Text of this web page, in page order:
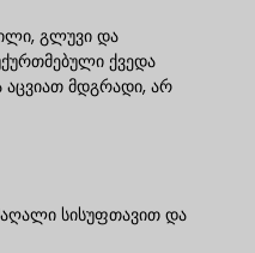
გლუვი და
ქვედა
აცვიათ მდგრადი, არ
სისუფთავით და